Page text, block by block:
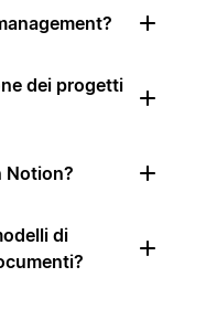
dei progetti
Notion?
di